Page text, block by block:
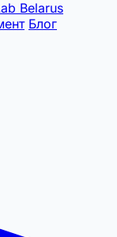
Belarus
Блог